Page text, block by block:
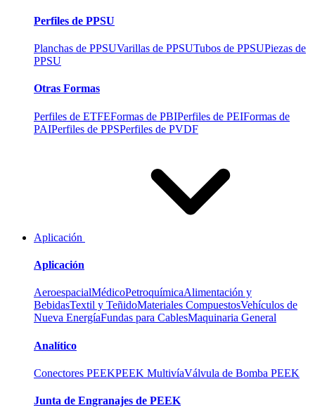
Perfiles de PPSU
Planchas de PPSUVarillas de PPSUTubos de PPSUPiezas de
PPSU
Otras Formas
Perfiles de ETFEFormas de PBIPerfiles de PEIFormas de
PAIPerfiles de PPSPerfiles de PVDF
Aplicación
Aplicación
AeroespacialMédicoPetroquímicaAlimentación y
BebidasTextil y TeñidoMateriales CompuestosVehículos de
Nueva EnergíaFundas para CablesMaquinaria General
Analítico
Conectores PEEKPEEK MultivíaVálvula de Bomba PEEK
Junta de Engranajes de PEEK